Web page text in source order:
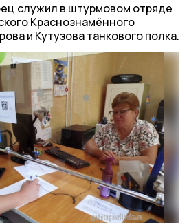
служил в штурмовом отряде
Краснознамённого
и Кутузова танкового полка.